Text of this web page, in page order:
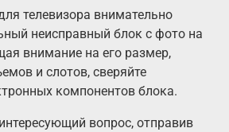
телевизора внимательно
неисправный блок с фото на
внимание на его размер,
и слотов, сверяйте
компонентов блока.
вопрос, отправив